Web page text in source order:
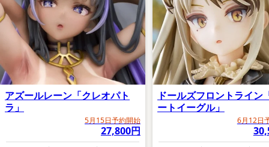
アズールレーン「クレオパト
ラ」
5月15日予約開始
27,800円
ドールズフロントライン
ートイーグル」
6月12日